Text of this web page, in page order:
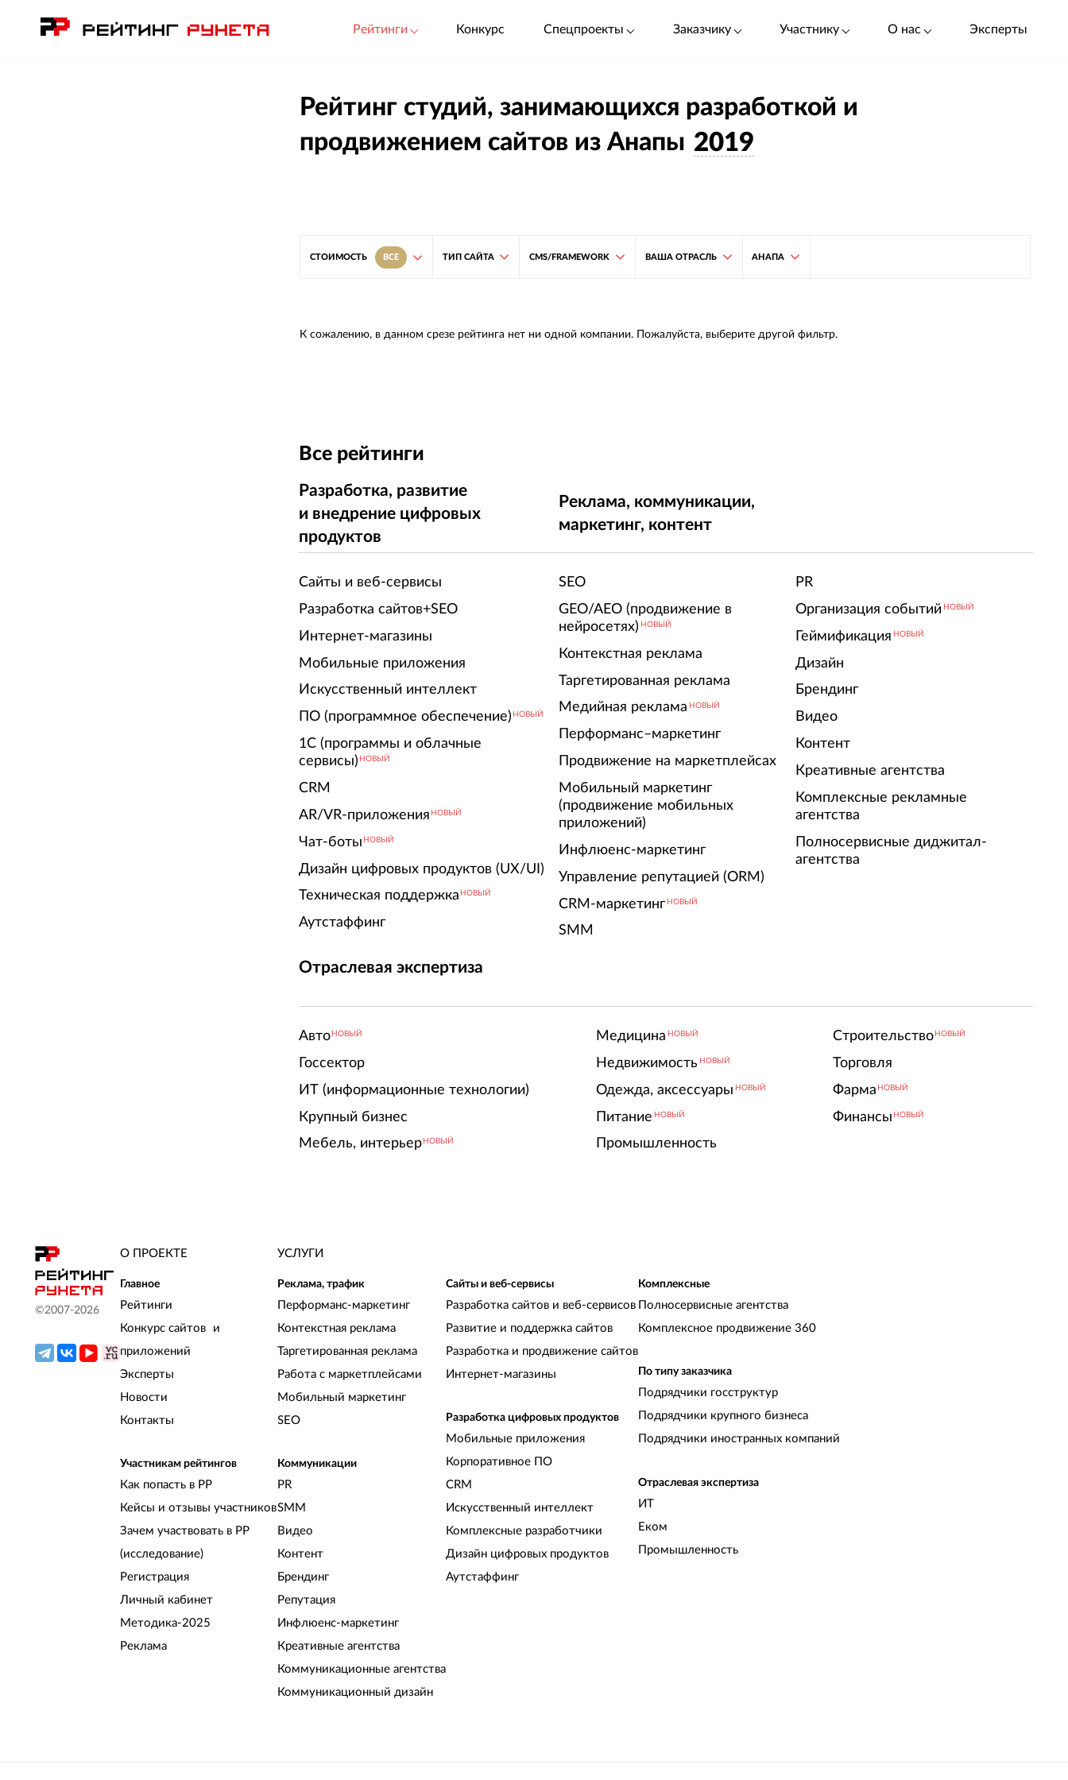
Рейтинги Конкурс Спецпроекты Заказчику Участнику О нас Эксперты
Рейтинг студий, занимающихся разработкой и
продвижением сайтов из Анапы 2019
СТОИМОСТЬ ВСЕ ТИП САЙТА CMS/FRAMEWORK ВАША ОТРАСЛЬ АНАПА
К сожалению, в данном срезе рейтинга нет ни одной компании. Пожалуйста, выберите другой фильтр.
Все рейтинги
Разработка, развитие
и внедрение цифровых
продуктов
Сайты и веб-сервисы
Разработка сайтов+SEO
Интернет-магазины
Мобильные приложения
Искусственный интеллект
ПО (программное обеспечение) НОВЫЙ
1С (программы и облачные
сервисы) НОВЫЙ
CRM
AR/VR-приложения НОВЫЙ
Чат-боты НОВЫЙ
Дизайн цифровых продуктов (UX/UI)
Техническая поддержка НОВЫЙ
Аутстаффинг
Реклама, коммуникации,
маркетинг, контент
SEO
GEO/AEO (продвижение в
нейросетях) НОВЫЙ
Контекстная реклама
Таргетированная реклама
Медийная реклама НОВЫЙ
Перформанс–маркетинг
Продвижение на маркетплейсах
Мобильный маркетинг
(продвижение мобильных
приложений)
Инфлюенс-маркетинг
Управление репутацией (ORM)
CRM-маркетинг НОВЫЙ
SMM
PR
Организация событий НОВЫЙ
Геймификация НОВЫЙ
Дизайн
Брендинг
Видео
Контент
Креативные агентства
Комплексные рекламные
агентства
Полносервисные диджитал-
агентства
Отраслевая экспертиза
Авто НОВЫЙ
Госсектор
ИТ (информационные технологии)
Крупный бизнес
Мебель, интерьер НОВЫЙ
Медицина НОВЫЙ
Недвижимость НОВЫЙ
Одежда, аксессуары НОВЫЙ
Питание НОВЫЙ
Промышленность
Строительство НОВЫЙ
Торговля
Фарма НОВЫЙ
Финансы НОВЫЙ
©2007-2026
О ПРОЕКТЕ
Главное
Рейтинги
Конкурс сайтов и
приложений
Эксперты
Новости
Контакты
Участникам рейтингов
Как попасть в РР
Кейсы и отзывы участников
Зачем участвовать в РР
(исследование)
Регистрация
Личный кабинет
Методика-2025
Реклама
УСЛУГИ
Реклама, трафик
Перформанс-маркетинг
Контекстная реклама
Таргетированная реклама
Работа с маркетплейсами
Мобильный маркетинг
SEO
Коммуникации
PR
SMM
Видео
Контент
Брендинг
Репутация
Инфлюенс-маркетинг
Креативные агентства
Коммуникационные агентства
Коммуникационный дизайн
Сайты и веб-сервисы
Разработка сайтов и веб-сервисов
Развитие и поддержка сайтов
Разработка и продвижение сайтов
Интернет-магазины
Разработка цифровых продуктов
Мобильные приложения
Корпоративное ПО
CRM
Искусственный интеллект
Комплексные разработчики
Дизайн цифровых продуктов
Аутстаффинг
Комплексные
Полносервисные агентства
Комплексное продвижение 360
По типу заказчика
Подрядчики госструктур
Подрядчики крупного бизнеса
Подрядчики иностранных компаний
Отраслевая экспертиза
ИТ
Еком
Промышленность